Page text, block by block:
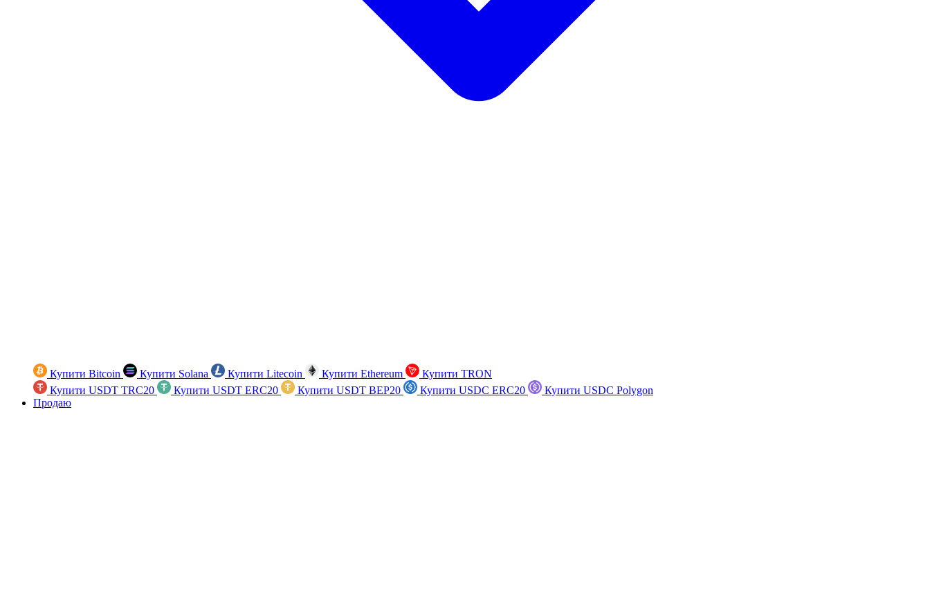
Купити Bitcoin Купити Solana Купити Litecoin Купити Ethereum
Купити TRON
Купити USDT TRC20
Купити USDT ERC20 Купити USDT BEP20 Купити USDC ERC20
Купити USDC Polygon
Продаю